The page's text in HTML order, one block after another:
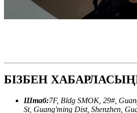
БІЗБЕН
Штаб:7F, Bldg SMOK, 29#,
St, Guang'ming Dist, Shenzhen,